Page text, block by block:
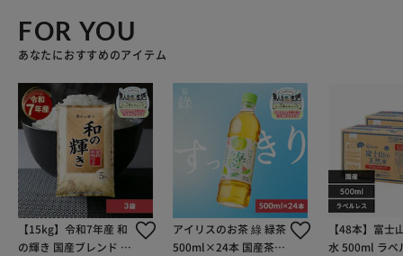
剤原液をつけて色落ちしないか事前に確認する。洗剤原液が
衣類に直接かかるのを防ぐため、洗剤投入口をお使いくださ
い。応急処置：万一飲み込んだ場合は水を飲ませる、また、
目に入った場合はこすらずに水でよく洗う等応急処置をし、
医師に相談する。
FOR YOU
あなたにおすすめのアイテム
【15kg】令和7年産 和
の輝き 国産ブレンド 5
アイリスのお茶 綠 緑茶
500ml×24本 国産茶葉
【48本】富士
水 500ml ラベ